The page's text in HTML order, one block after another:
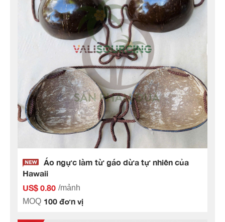
Áo ngực làm từ gáo dừa tự nhiên của
Hawaii
US$ 0.80 /mảnh
MOQ 100 đơn vị